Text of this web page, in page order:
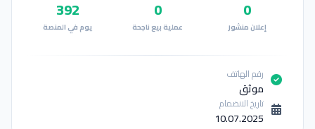
0
إعلان منشور
0
عملية بيع ناجحة
392
يوم في المنصة
رقم الهاتف
موثق
تاريخ الانضمام
10.07.2025